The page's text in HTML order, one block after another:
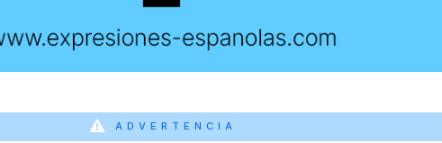
ADVERTENCIA